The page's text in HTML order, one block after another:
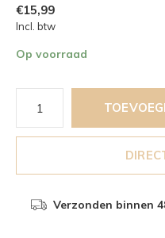
€15,99
Incl. btw
Op voorraad
Verzonden binnen